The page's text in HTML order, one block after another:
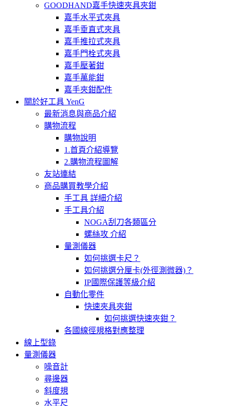
GOODHAND嘉手快速夾具夾鉗
嘉手水平式夾具
嘉手垂直式夾具
嘉手推拉式夾具
嘉手門栓式夾具
嘉手壓著鉗
嘉手萬能鉗
嘉手夾鉗配件
關於好工具 YenG
最新消息與商品介紹
購物流程
購物說明
1.首頁介紹導覽
2.購物流程圖解
友站連結
商品購買教學介紹
手工具 詳細介紹
手工具介紹
NOGA刮刀各類區分
螺絲攻 介紹
量測儀器
如何挑選卡尺？
如何挑選分厘卡(外徑測微器)？
IP國際保護等級介紹
自動化零件
快速夾具夾鉗
如何挑選快速夾鉗？
各國線徑規格對應整理
線上型錄
量測儀器
噪音計
尋邊器
斜度規
水平尺